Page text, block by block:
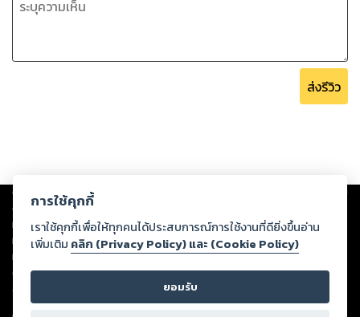
ส่งรีวิว
Copyright © 2026
ต่อผลงานหรือเนื้อหาใดที่อัปโหลดผ่านเว็บไซต์และปรากฏว่าละเมิดสิทธิใน
ทรัพย์สินทางปัญญาของบุคคลอื่นหรือขัดต่อกฎหมายและศีลธรรม ดังนั้น ผู้อ่าน
ทุกท่านโปรดใช้วิจารณญาณในการกลั่นกรองด้วยตนเอง และหากท่านพบว่าส่วน
หนึ่งส่วนใดขัดต่อกฎหมายและศีลธรรม กรุณาแจ้งมายังบริษัท เพื่อทีมงานจะได้
ดำเนินการในทันที ทั้งนี้ ทางสตอรี่ล็อกขอสงวนลิขสิทธิ์ตามพระราชบัญญัติ
ลิขสิทธิ์ พ.ศ. 2537 (ฉบับล่าสุด)
การใช้คุกกี้
เราใช้คุกกี้เพื่อให้ทุกคนได้ประสบการณ์การใช้งานที่ดียิ่งขึ้นอ่าน
เพิ่มเติม คลิก (Privacy Policy) และ (Cookie Policy)
ยอมรับ